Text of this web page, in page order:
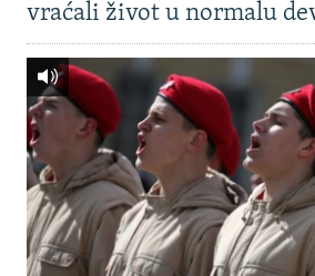
vraćali život u normalu